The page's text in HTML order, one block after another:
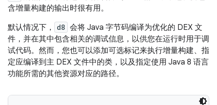
含增量构建的输出时很有用。
默认情况下，
d8 会将 Java 字节码编译为优化的 DEX 文
件，并在其中包含相关的调试信息，以供您在运行时用于调
试代码。然而，您也可以添加可选标记来执行增量构建、指
定应编译到主 DEX 文件中的类，以及指定使用 Java 8 语言
功能所需的其他资源对应的路径。